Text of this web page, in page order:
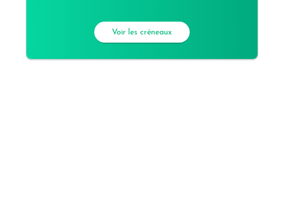
Voir les créneaux